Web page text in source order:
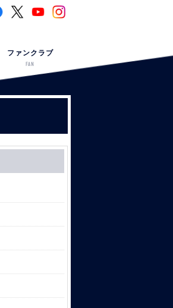
ファンクラブ
FAN